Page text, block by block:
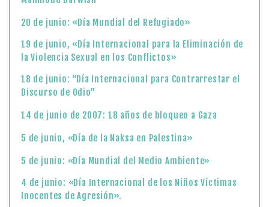
20 de junio: «Día Mundial del Refugiado»
19 de junio, «Día Internacional para la Eliminación de
la Violencia Sexual en los Conflictos»
18 de junio: “Día Internacional para Contrarrestar el
Discurso de Odio”
14 de junio de 2007: 18 años de bloqueo a Gaza
5 de junio, «Día de la Naksa en Palestina»
5 de junio: «Día Mundial del Medio Ambiente»
4 de junio: «Día Internacional de los Niños Víctimas
Inocentes de Agresión».